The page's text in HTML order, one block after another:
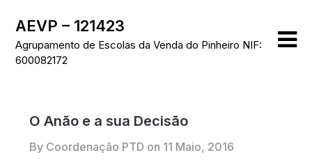
content
AEVP – 121423
Agrupamento de Escolas da Venda do Pinheiro NIF:
600082172
O Anão e a sua Decisão
By Coordenação PTD on 11 Maio, 2016